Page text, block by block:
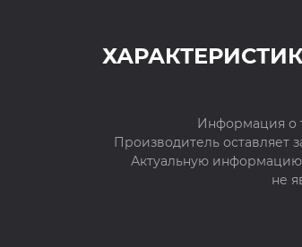
Информация о
Производитель оставляет
Актуальную информацию
не